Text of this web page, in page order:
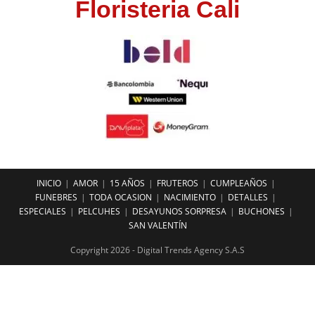
Floristeria Cali
INICIO AMOR 15 AÑOS FRUTEROS
CUMPLEAÑOS
FUNEBRES
TODA OCASION NACIMIENTO
DETALLES
ESPECIALES
PELCUHES DESAYUNOS SORPRESA
BUCHONES
SAN VALENTÍN
Copyright 2026 - Digital Trends Agency S.A.S